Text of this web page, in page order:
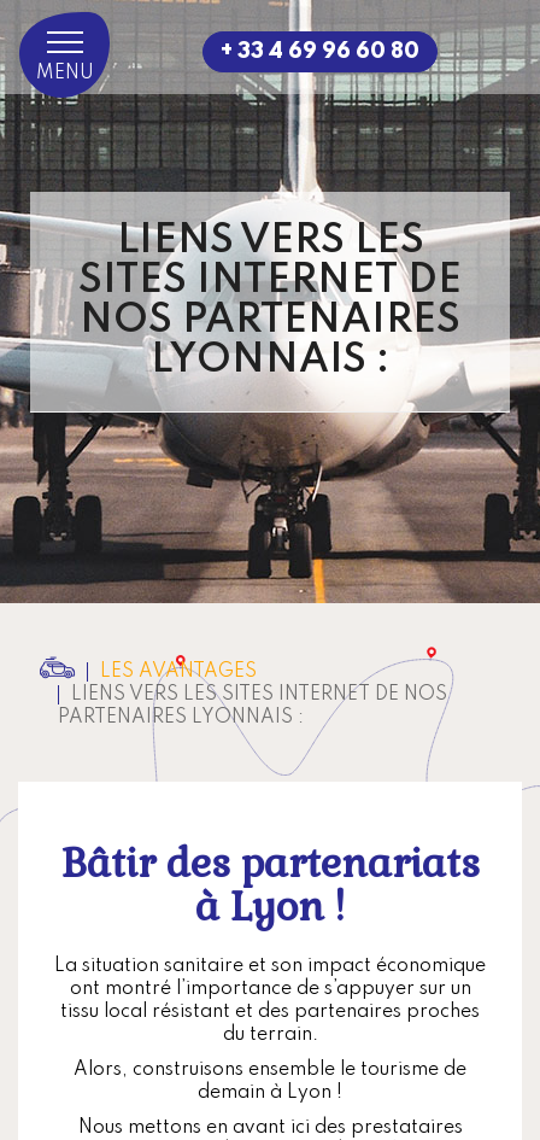
MENU
+ 33 4 69 96 60 80
LIENS VERS LES
SITES INTERNET DE
NOS PARTENAIRES
LYONNAIS :
LES AVANTAGES
LIENS VERS LES SITES INTERNET DE NOS
PARTENAIRES LYONNAIS :
Bâtir des partenariats
à Lyon !
La situation sanitaire et son impact économique
ont montré l’importance de s’appuyer sur un
tissu local résistant et des partenaires proches
du terrain.
Alors, construisons ensemble le tourisme de
demain à Lyon !
Nous mettons en avant ici des prestataires